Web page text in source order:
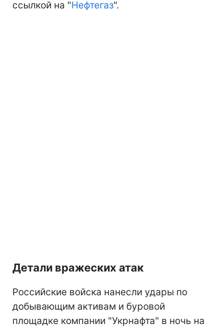
ссылкой на "Нефтегаз".
Детали вражеских атак
Российские войска нанесли удары по
добывающим активам и буровой
площадке компании "Укрнафта" в ночь на